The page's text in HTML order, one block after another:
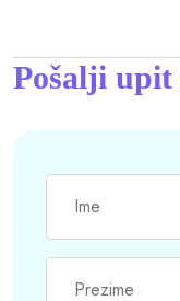
Pošalji upit